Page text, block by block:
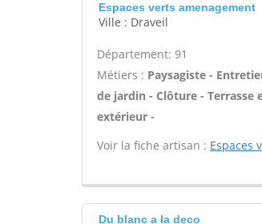
Espaces verts amenagement
Ville : Draveil
Département: 91
Métiers : Paysagiste -
de jardin - Clôture - Terrasse
extérieur -
Voir la fiche artisan : Espaces
Du blanc a la deco